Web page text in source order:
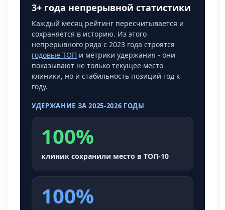
3+ года непрерывной статистики
Каждый месяц рейтинг пересчитывается и
сохраняется в историю. Из этого
непрерывного ряда с 2023 года строятся
годовые ТОП и метрики удержания - они
показывают не только текущее место
клиники, но и стабильность позиций год к
году.
УДЕРЖАНИЕ ЗА 2025-2026 ГОДЫ
100%
клиник сохранили место в ТОП-10
100%